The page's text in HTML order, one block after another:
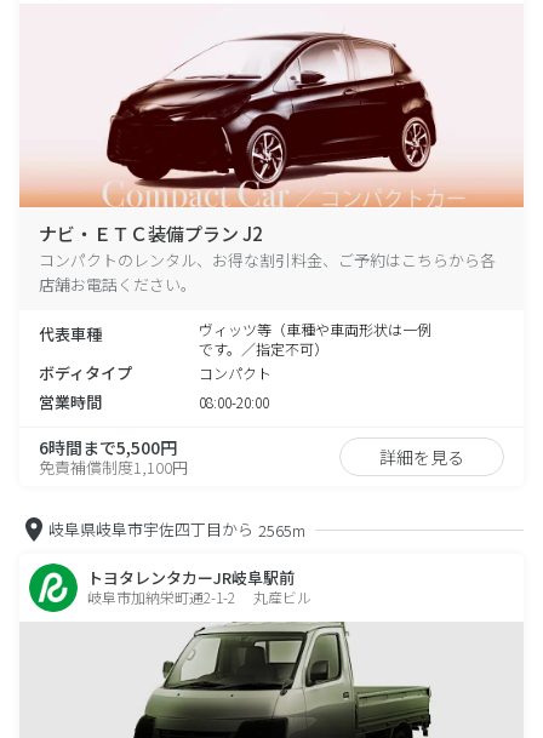
ナビ・ＥＴＣ装備プラン J2
コンパクトのレンタル、お得な割引料金、ご予約はこちらから各
店舗お電話ください。
代表車種
ヴィッツ等（車種や車両形状は一例
です。／指定不可）
ボディタイプ コンパクト
営業時間 08:00-20:00
6時間まで5,500円
免責補償制度1,100円 詳細を見る
岐阜県岐阜市宇佐四丁目から 2565m
トヨタレンタカーJR岐阜駅前
岐阜市加納栄町通2-1-2 丸産ビル